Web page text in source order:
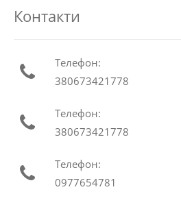
Контакти
Телефон:
380673421778
Телефон:
380673421778
Телефон:
0977654781